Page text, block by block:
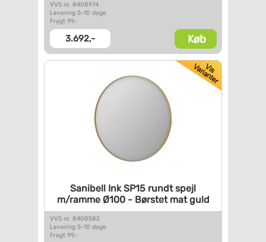
VVS nr. 8408974
Levering 5-10 dage
Fragt 99,-
3.692,- Køb
Sanibell Ink SP15 rundt spejl
m/ramme Ø100 - Børstet matguld
VVS nr. 8408582
Levering 5-10 dage
Fragt 99,-